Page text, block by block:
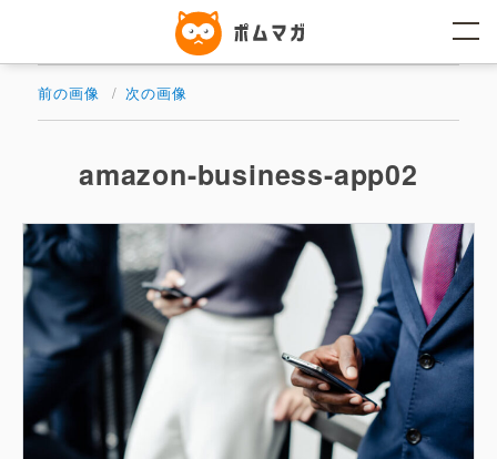
ン
前の画像 次の画像
amazon-business-app02